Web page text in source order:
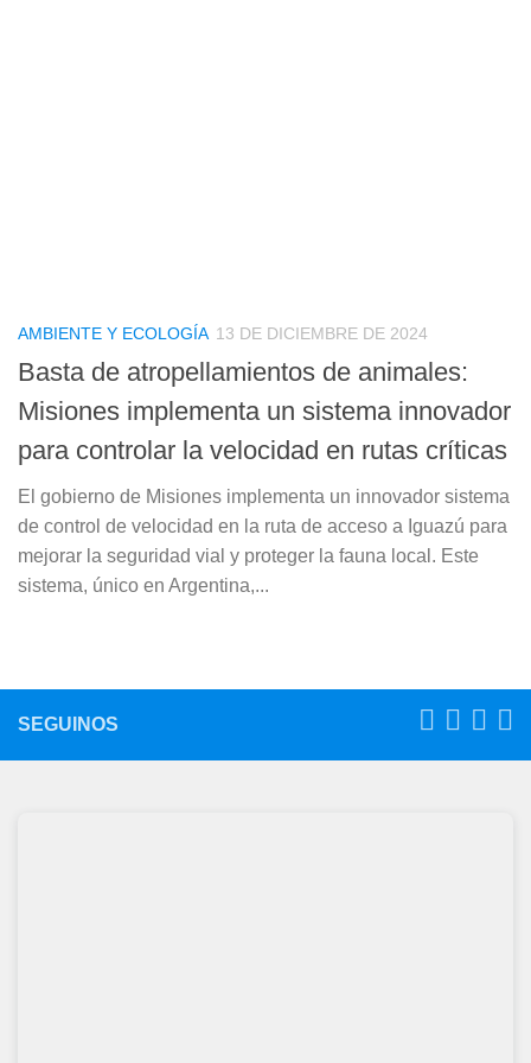
AMBIENTE Y ECOLOGÍA 13 DE DICIEMBRE DE 2024
Basta de atropellamientos de animales:
Misiones implementa un sistema innovador
para controlar la velocidad en rutas críticas
El gobierno de Misiones implementa un innovador sistema
de control de velocidad en la ruta de acceso a Iguazú para
mejorar la seguridad vial y proteger la fauna local. Este
sistema, único en Argentina,...
SEGUINOS